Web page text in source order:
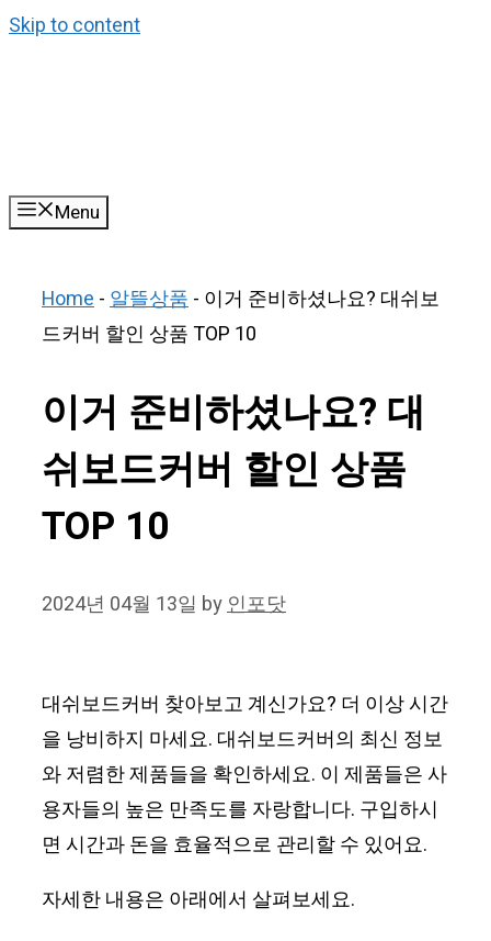
Skip to content
Menu
Home-알뜰상품- 이거 준비하셨나요? 대쉬보
드커버 할인 상품 TOP 10
이거 준비하셨나요? 대
쉬보드커버 할인 상품
TOP 10
2024년 04월 13일 by인포닷
대쉬보드커버 찾아보고 계신가요? 더 이상 시간
을 낭비하지 마세요. 대쉬보드커버의 최신 정보
와 저렴한 제품들을 확인하세요. 이 제품들은 사
용자들의 높은 만족도를 자랑합니다. 구입하시
면 시간과 돈을 효율적으로 관리할 수 있어요.
자세한 내용은 아래에서 살펴보세요.